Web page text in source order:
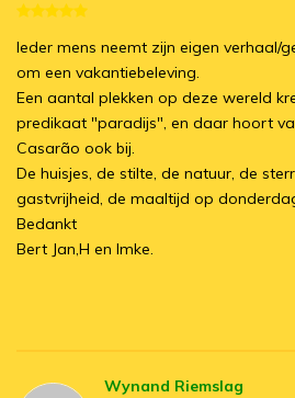
Ieder mens neemt zijn eigen verhaal/
om een vakantiebeleving.
Een aantal plekken op deze wereld
predikaat "paradijs", en daar hoort
Casarão ook bij.
De huisjes, de stilte, de natuur, de
gastvrijheid, de maaltijd op
Bedankt
Bert Jan,H en Imke.
Wynand Riemslag